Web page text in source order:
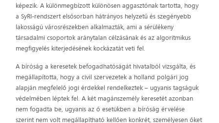
képezik. A különmegbízott különösen aggasztónak tartotta, hogy
a SyRI-rendszert elsősorban hátrányos helyzetű és szegényebb
lakosságú városrészekben alkalmazták, ami a sérülékeny
társadalmi csoportok aránytalan célzásának és az algoritmikus
megfigyelés kiterjedésének kockázatát veti fel.
A bíróság a keresetek befogadhatóságát hivatalból vizsgálta, és
megállapította, hogy a civil szervezetek a holland polgári jog
alapján megfelelő jogi érdekkel rendelkeztek – ugyanis tagságuk
védelmében léptek fel. A két magánszemély keresetét azonban
nem fogadta be, ugyanis az ő esetükben a bíróság érvelése
szerint nem volt megállapítható kellően konkrét, személyesen őket